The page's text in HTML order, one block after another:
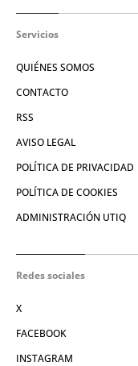
Servicios
QUIÉNES SOMOS
CONTACTO
RSS
AVISO LEGAL
POLÍTICA DE PRIVACIDAD
POLÍTICA DE COOKIES
ADMINISTRACIÓN UTIQ
Redes sociales
X
FACEBOOK
INSTAGRAM